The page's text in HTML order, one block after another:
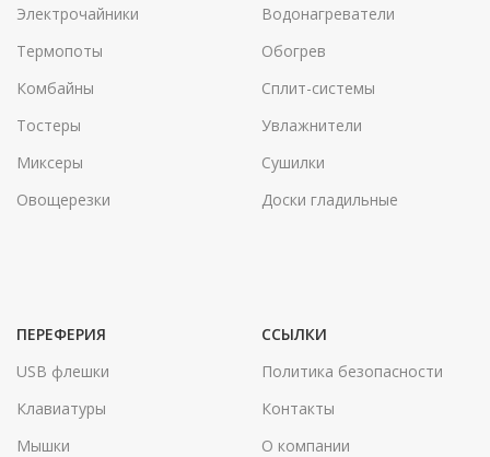
Электрочайники
Термопоты
Комбайны
Тостеры
Миксеры
Овощерезки
Водонагреватели
Обогрев
Сплит-системы
Увлажнители
Сушилки
Доски гладильные
ПЕРЕФЕРИЯ
USB флешки
Клавиатуры
Мышки
ССЫЛКИ
Политика безопасности
Контакты
О компании